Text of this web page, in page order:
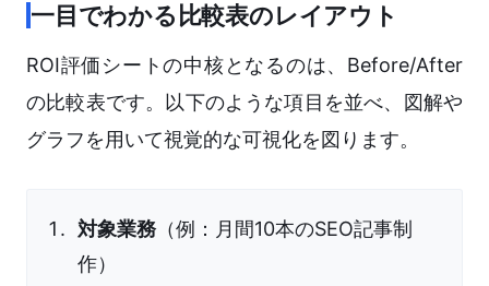
一目でわかる比較表のレイアウト
ROI評価シートの中核となるのは、Before/After
の比較表です。以下のような項目を並べ、図解や
グラフを用いて視覚的な可視化を図ります。
対象業務（例：月間10本のSEO記事制
作）